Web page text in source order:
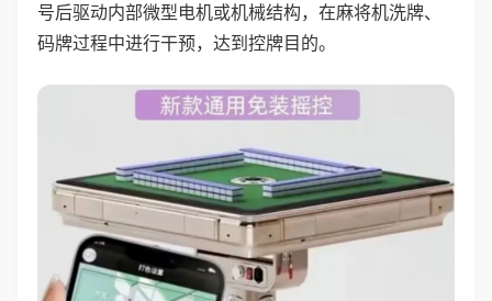
号后驱动内部微型电机或机械结构，在麻将机洗牌、
码牌过程中进行干预，达到控牌目的。